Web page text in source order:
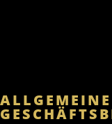
ALLGEMEINE